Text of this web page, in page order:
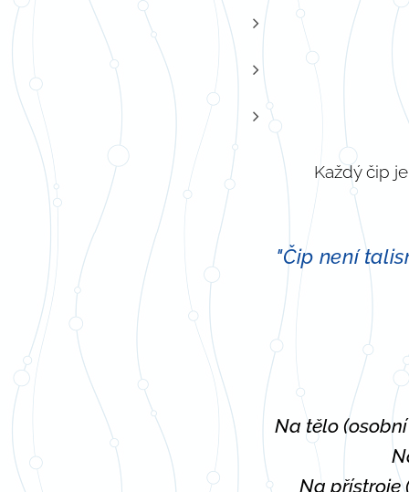
Každý čip
"Čip není
Na tělo
📱 Na přístroje